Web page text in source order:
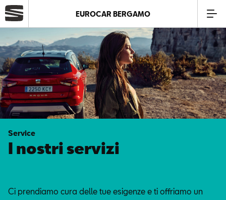
Azienda
Modelli
Offerte
Service
EUROCAR BERGAMO
Service
I nostri servizi
Ci prendiamo cura delle tue esigenze e ti offriamo un